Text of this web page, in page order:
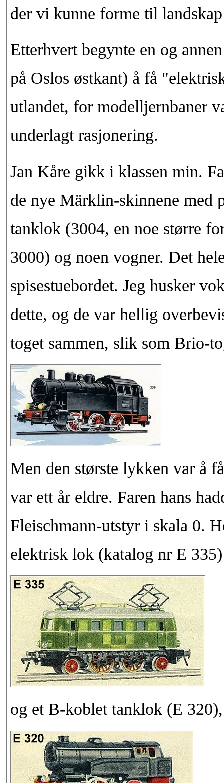
der vi kunne forme til
Etterhvert begynte en og
på Oslos østkant) å få
utlandet, for modelljernbaner
underlagt rasjonering.
Jan Kåre gikk i klassen min.
de nye Märklin-skinnene med
tanklok (3004, en noe større
3000) og noen vogner. Det
spisestuebordet. Jeg husker
dette, og de var hellig
toget sammen, slik som Brio-
Men den største lykken var å
var ett år eldre. Faren hans
Fleischmann-utstyr i skala 0.
elektrisk lok (katalog nr E
og et B-koblet tanklok (E